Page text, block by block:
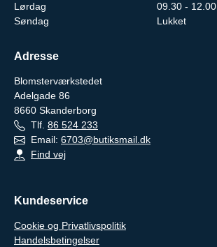
Lørdag
09.30 - 12.00
Søndag
Lukket
Adresse
Blomsterværkstedet
Adelgade 86
8660 Skanderborg
Tlf. 86 524 233
Email: 6703@butiksmail.dk
Find vej
Kundeservice
Cookie og Privatlivspolitik
Handelsbetingelser